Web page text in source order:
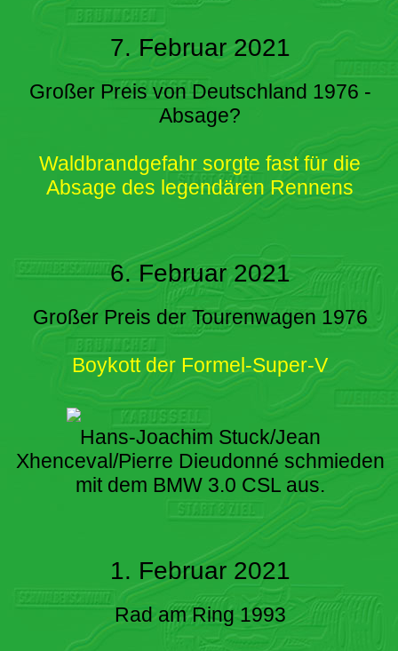
7. Februar 2021
Großer Preis von Deutschland 1976 -
Absage?
Waldbrandgefahr sorgte fast für die
Absage des legendären Rennens
6. Februar 2021
Großer Preis der Tourenwagen 1976
Boykott der Formel-Super-V
Hans-Joachim Stuck/Jean
Xhenceval/Pierre Dieudonné schmieden
mit dem BMW 3.0 CSL aus.
1. Februar 2021
Rad am Ring 1993